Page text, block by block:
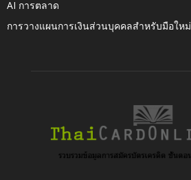
AI การตลาด
การวางแผนการเงินส่วนบุคคลสำหรับมือใหม่